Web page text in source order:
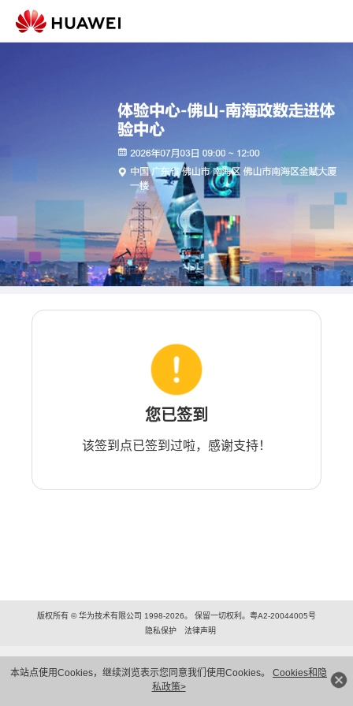
本站点使用Cookies，继续浏览表示您同意我们使用Cookies。 Cookies和隐
私政策>
您已签到
该签到点已签到过啦，感谢支持！
版权所有 © 华为技术有限公司 1998-2026。 保留一切权利。粤A2-20044005号
隐私保护
法律声明